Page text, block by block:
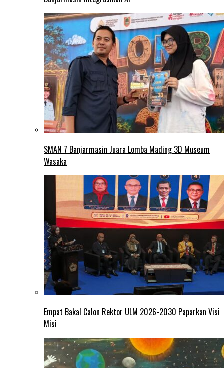
SMAN 7 Banjarmasin Juara Lomba Mading 3D Museum
Wasaka
Empat Bakal Calon Rektor ULM 2026-2030 Paparkan Visi
Misi